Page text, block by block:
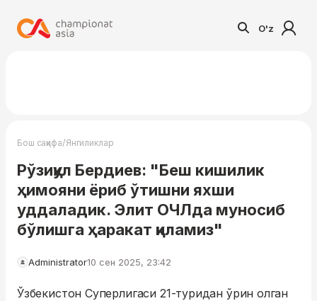
O'z
Бош саҳифа/Янгиликлар
Рўзиқул Бердиев: "Беш кишилик
ҳимояни ёриб ўтишни яхши
уддаладик. Элит ОЧЛда муносиб
бўлишга ҳаракат қиламиз"
Administrator10 сен 2025, 23:42
Ўзбекистон Суперлигаси 21-туридан ўрин олган